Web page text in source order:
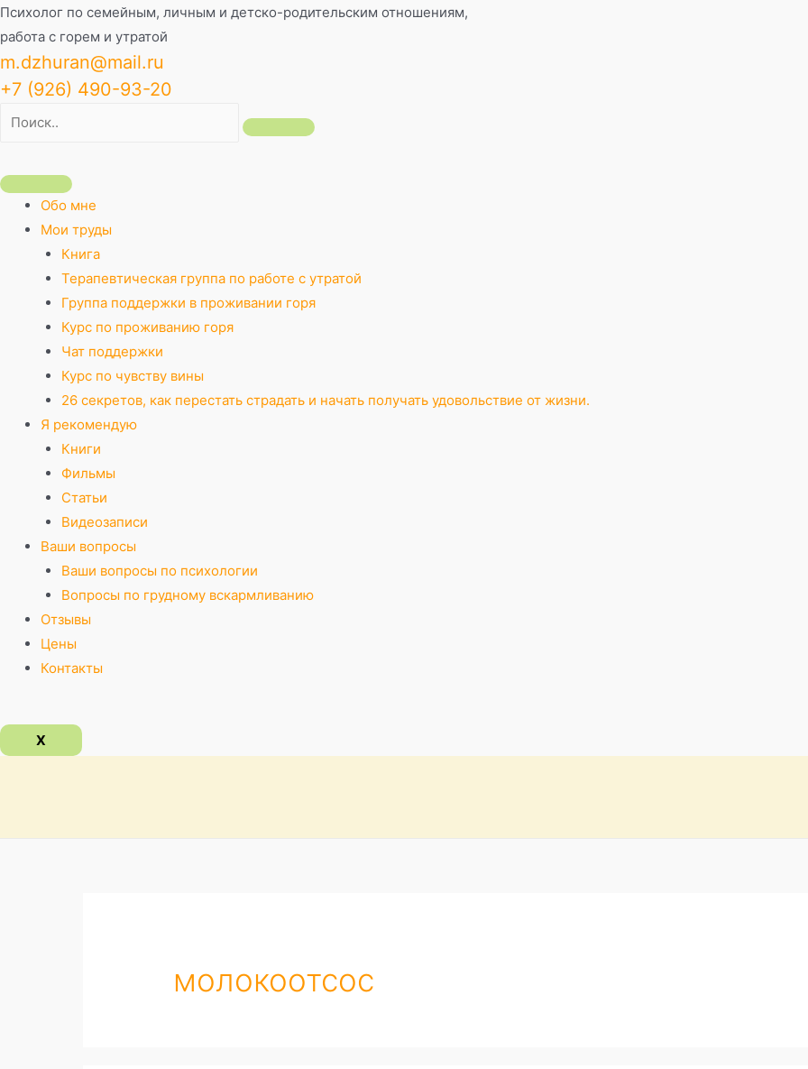
Перейти
к
содержимому
Психолог по семейным, личным и детско-родительским отношениям,
работа с горем и утратой
m.dzhuran@mail.ru
+7 (926) 490-93-20
Обо мне
Мои труды
Книга
Терапевтическая группа по работе с утратой
Группа поддержки в проживании горя
Курс по проживанию горя
Чат поддержки
Курс по чувству вины
26 секретов, как перестать страдать и начать получать удовольствие от жизни.
Я рекомендую
Книги
Фильмы
Статьи
Видеозаписи
Ваши вопросы
Ваши вопросы по психологии
Вопросы по грудному вскармливанию
Отзывы
Цены
Контакты
X
молокоотсос